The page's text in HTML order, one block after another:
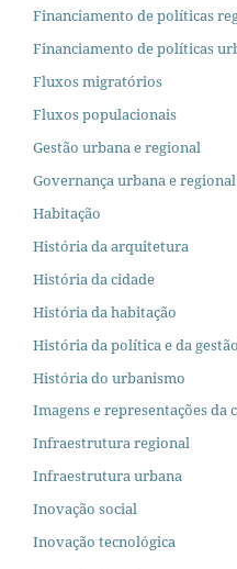
Financiamento de políticas
Financiamento de políticas
Fluxos migratórios
Fluxos populacionais
Gestão urbana e regional
Governança urbana e regional
Habitação
História da arquitetura
História da cidade
História da habitação
História da política e da
História do urbanismo
Imagens e representações da
Infraestrutura regional
Infraestrutura urbana
Inovação social
Inovação tecnológica